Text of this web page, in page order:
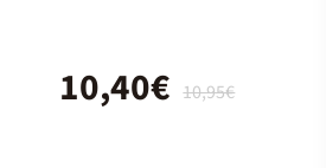
10,95€
10,40€